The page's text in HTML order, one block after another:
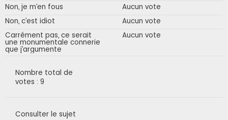
Non, je m’en fous
Aucun vote
Non, c’est idiot
Aucun vote
Carrément pas, ce serait
une monumentale connerie
que j’argumente
Aucun vote
Nombre total de
votes : 9
Consulter le sujet